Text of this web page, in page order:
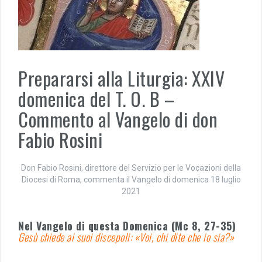
Prepararsi alla Liturgia: XXIV
domenica del T. O. B –
Commento al Vangelo di don
Fabio Rosini
Don Fabio Rosini, direttore del Servizio per le Vocazioni della
Diocesi di Roma, commenta il Vangelo di domenica 18 luglio
2021
Nel Vangelo di questa Domenica (Mc 8, 27-35)
Gesù chiede ai suoi discepoli: «Voi, chi dite che io sia?»